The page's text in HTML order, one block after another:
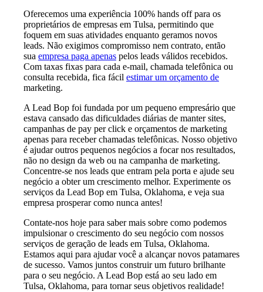
Oferecemos uma experiência 100% hands off para os
proprietários de empresas em Tulsa, permitindo que
foquem em suas atividades enquanto geramos novos
leads. Não exigimos compromisso nem contrato, então
sua empresa paga apenas pelos leads válidos recebidos.
Com taxas fixas para cada e-mail, chamada telefônica ou
consulta recebida, fica fácil estimar um orçamento de
marketing.
A Lead Bop foi fundada por um pequeno empresário que
estava cansado das dificuldades diárias de manter sites,
campanhas de pay per click e orçamentos de marketing
apenas para receber chamadas telefônicas. Nosso objetivo
é ajudar outros pequenos negócios a focar nos resultados,
não no design da web ou na campanha de marketing.
Concentre-se nos leads que entram pela porta e ajude seu
negócio a obter um crescimento melhor. Experimente os
serviços da Lead Bop em Tulsa, Oklahoma, e veja sua
empresa prosperar como nunca antes!
Contate-nos hoje para saber mais sobre como podemos
impulsionar o crescimento do seu negócio com nossos
serviços de geração de leads em Tulsa, Oklahoma.
Estamos aqui para ajudar você a alcançar novos patamares
de sucesso. Vamos juntos construir um futuro brilhante
para o seu negócio. A Lead Bop está ao seu lado em
Tulsa, Oklahoma, para tornar seus objetivos realidade!